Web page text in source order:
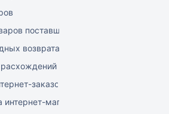
поставщику
возврата товара от покупателей
при возврате товара от
заказов
магазина